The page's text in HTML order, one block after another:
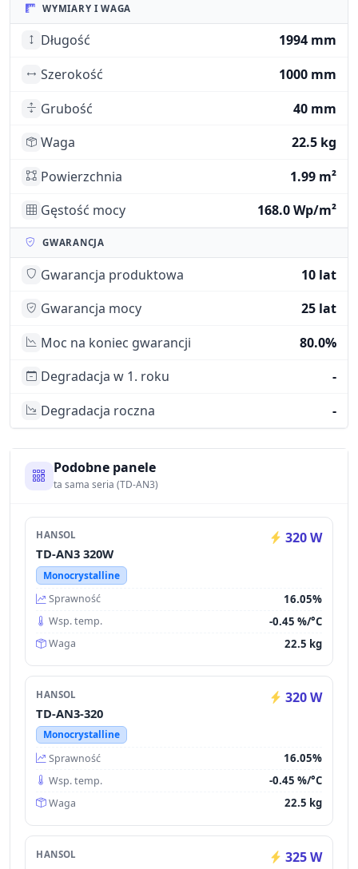
WYMIARY I WAGA
Długość
1994 mm
Szerokość
1000 mm
Grubość
40 mm
Waga
22.5 kg
Powierzchnia
1.99 m²
Gęstość mocy
168.0 Wp/m²
GWARANCJA
Gwarancja produktowa
10 lat
Gwarancja mocy
25 lat
Moc na koniec gwarancji
80.0%
Degradacja w 1. roku
-
Degradacja roczna
-
Podobne panele
ta sama seria (TD-AN3)
HANSOL 320 W
TD-AN3 320W
Monocrystalline
Sprawność
16.05%
Wsp. temp. -0.45 %/°C
Waga 22.5 kg
HANSOL 320 W
TD-AN3-320
Monocrystalline
Sprawność
16.05%
Wsp. temp. -0.45 %/°C
Waga 22.5 kg
HANSOL 325 W